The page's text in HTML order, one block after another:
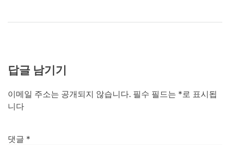
답글 남기기
이메일 주소는 공개되지 않습니다. 필수 필드는 *로 표시됩
니다
댓글 *